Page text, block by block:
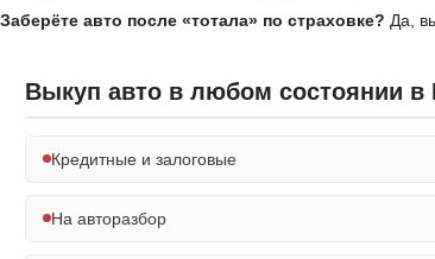
Заберёте авто после «тотала» по страховке? Да,
Выкуп авто в любом состоянии в
Кредитные и залоговые
На авторазбор